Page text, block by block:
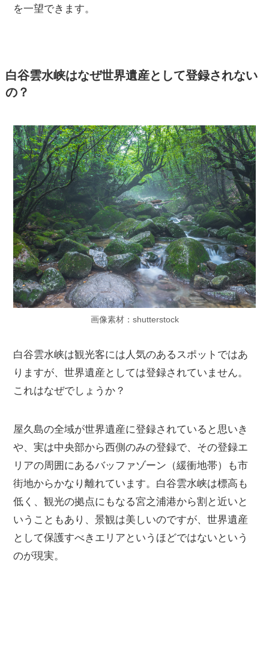
を一望できます。
白谷雲水峡はなぜ世界遺産として登録されない
の？
画像素材：shutterstock
白谷雲水峡は観光客には人気のあるスポットではあ
りますが、世界遺産としては登録されていません。
これはなぜでしょうか？
屋久島の全域が世界遺産に登録されていると思いき
や、実は中央部から西側のみの登録で、その登録エ
リアの周囲にあるバッファゾーン（緩衝地帯）も市
街地からかなり離れています。白谷雲水峡は標高も
低く、観光の拠点にもなる宮之浦港から割と近いと
いうこともあり、景観は美しいのですが、世界遺産
として保護すべきエリアというほどではないという
のが現実。